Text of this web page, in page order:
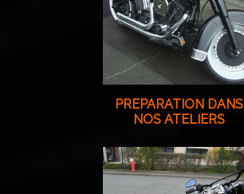
PREPARATION DANS
NOS ATELIERS